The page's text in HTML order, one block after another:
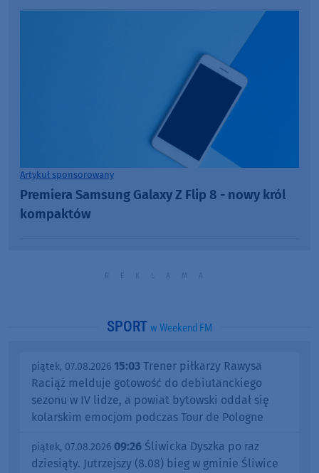
Artykuł sponsorowany
Premiera Samsung Galaxy Z Flip 8 - nowy król
kompaktów
SPORT w Weekend FM
piątek, 07.08.2026 15:03 Trener piłkarzy Rawysa
Raciąż melduje gotowość do debiutanckiego
sezonu w IV lidze, a powiat bytowski oddał się
kolarskim emocjom podczas Tour de Pologne
piątek, 07.08.2026 09:26 Śliwicka Dyszka po raz
dziesiąty. Jutrzejszy (8.08) bieg w gminie Śliwice